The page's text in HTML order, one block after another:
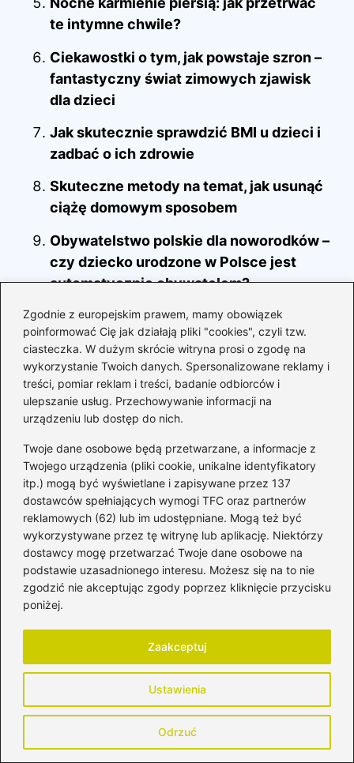
Zgodnie z europejskim prawem, mamy obowiązek
poinformować Cię jak działają pliki "cookies", czyli tzw.
ciasteczka. W dużym skrócie witryna prosi o zgodę na
wykorzystanie Twoich danych. Spersonalizowane reklamy i
treści, pomiar reklam i treści, badanie odbiorców i
ulepszanie usług. Przechowywanie informacji na
urządzeniu lub dostęp do nich.
Twoje dane osobowe będą przetwarzane, a informacje z
Twojego urządzenia (pliki cookie, unikalne identyfikatory
itp.) mogą być wyświetlane i zapisywane przez 137
dostawców spełniających wymogi TFC oraz partnerów
reklamowych (62) lub im udostępniane. Mogą też być
wykorzystywane przez tę witrynę lub aplikację. Niektórzy
dostawcy mogę przetwarzać Twoje dane osobowe na
podstawie uzasadnionego interesu. Możesz się na to nie
zgodzić nie akceptując zgody poprzez kliknięcie przycisku
poniżej.
Ustawienia
Odrzuć
Zaakceptuj
te intymne chwile?
Ciekawostki o tym, jak powstaje szron –
fantastyczny świat zimowych zjawisk
dla dzieci
Jak skutecznie sprawdzić BMI u dzieci i
zadbać o ich zdrowie
Skuteczne metody na temat, jak usunąć
ciążę domowym sposobem
Obywatelstwo polskie dla noworodków –
czy dziecko urodzone w Polsce jest
automatycznie obywatelem?
Czy jeden rodzic ma prawo wyrobić
dowód osobisty dla swojego dziecka?
Honorata Strzelczyk
Cześć! Nazywam się Honorata i jestem mamą, która
każdego dnia łączy macierzyństwo z odkrywaniem siebie
na nowo. Blog mytomamy.pl powstał z potrzeby dzielenia
się doświadczeniem, wsparcia innych kobiet oraz tworzenia
przestrzeni, w której możemy mówić o rodzicielstwie
szczerze – bez filtrów, presji i perfekcjonizmu. Piszę o
życia. Poruszam tematy, które są mi bliskie – od
codziennych dylematów rodzica, przez zdrowie i emocje,
aż po inspiracje, które pomagają żyć bardziej świadomie i
uważnie.
Jestem mamą, partnerką, kobietą, która uczy się
równowagi między byciem dla innych a byciem dla siebie.